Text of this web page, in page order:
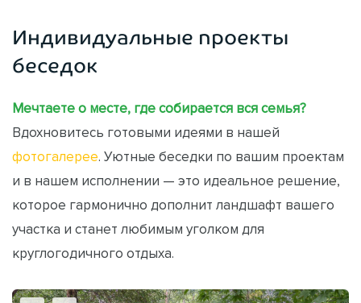
Индивидуальные проекты
беседок
Мечтаете о месте, где собирается вся семья?
Вдохновитесь готовыми идеями в нашей
фотогалерее . Уютные беседки по вашим проектам
и в нашем исполнении — это идеальное решение,
которое гармонично дополнит ландшафт вашего
участка и станет любимым уголком для
круглогодичного отдыха.